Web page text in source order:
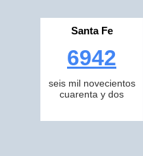
Santa Fe
6942
seis mil novecientos
cuarenta y dos